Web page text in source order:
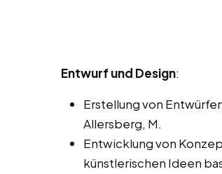
Entwurf und Design:
Erstellung von
Allersberg, M.
Entwicklung von
künstlerischen Ideen